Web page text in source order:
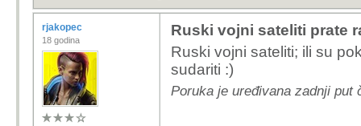
rjakopec
18 godina
Ruski vojni sateliti prate
Ruski vojni sateliti; ili su
sudariti :)
Poruka je uređivana zadnji put